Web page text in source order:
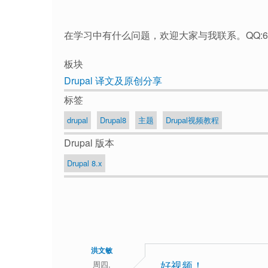
在学习中有什么问题，欢迎大家与我联系。
板块
Drupal 译文及原创分享
标签
drupal Drupal8 主题 Drupal视频教程
Drupal 版本
Drupal 8.x
洪文敏
周四,